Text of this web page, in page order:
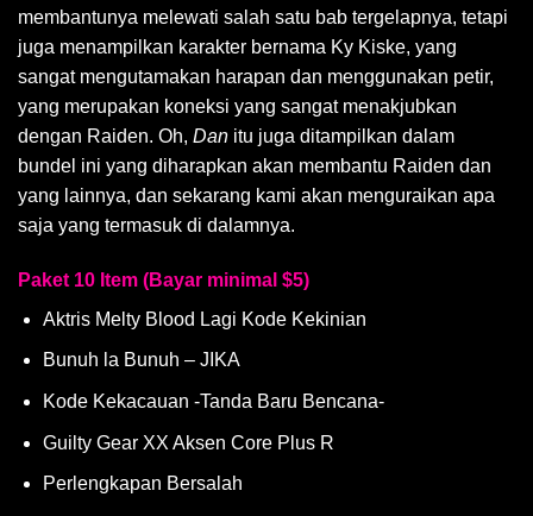
membantunya melewati salah satu bab tergelapnya, tetapi
juga menampilkan karakter bernama Ky Kiske, yang
sangat mengutamakan harapan dan menggunakan petir,
yang merupakan koneksi yang sangat menakjubkan
dengan Raiden. Oh, Dan itu juga ditampilkan dalam
bundel ini yang diharapkan akan membantu Raiden dan
yang lainnya, dan sekarang kami akan menguraikan apa
saja yang termasuk di dalamnya.
Paket 10 Item (Bayar minimal $5)
Aktris Melty Blood Lagi Kode Kekinian
Bunuh la Bunuh – JIKA
Kode Kekacauan -Tanda Baru Bencana-
Guilty Gear XX Aksen Core Plus R
Perlengkapan Bersalah